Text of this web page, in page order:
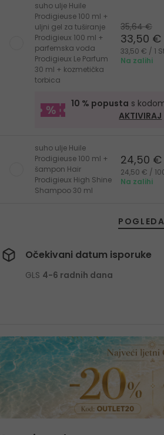
suho ulje Huile
Prodigieuse 100 ml +
uljni gel za tuširanje
Prodigieux 100 ml +
parfemska voda
Prodigieux Le Parfum
30 ml + kozmetička
torbica
35,64 €
33,50 €
33,50 € / 1
Na zalihi
10 % popusta s
AKTIVIRAJ
suho ulje Huile
Prodigieuse 100 ml +
šampon Hair
Prodigieux High Shine
Shampoo 30 ml
24,50 €
24,50 € /
Na zalihi
Očekivani datum isporuke
GLS 4-6 radnih dana